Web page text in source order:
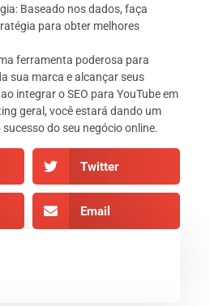
Baseado nos dados, faça
para obter melhores
ferramenta poderosa para
sua marca e alcançar seus
integrar o SEO para YouTube em
geral, você estará dando um
do seu negócio online.
Twitter
Email